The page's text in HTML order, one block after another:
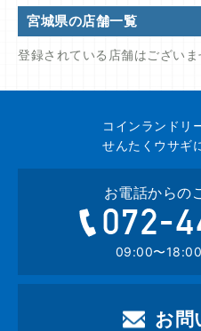
宮城県の店舗一覧
登録されている店舗はございま
コインランドリ
せんたくウサギ
お電話からの
09:00〜18:00
お問